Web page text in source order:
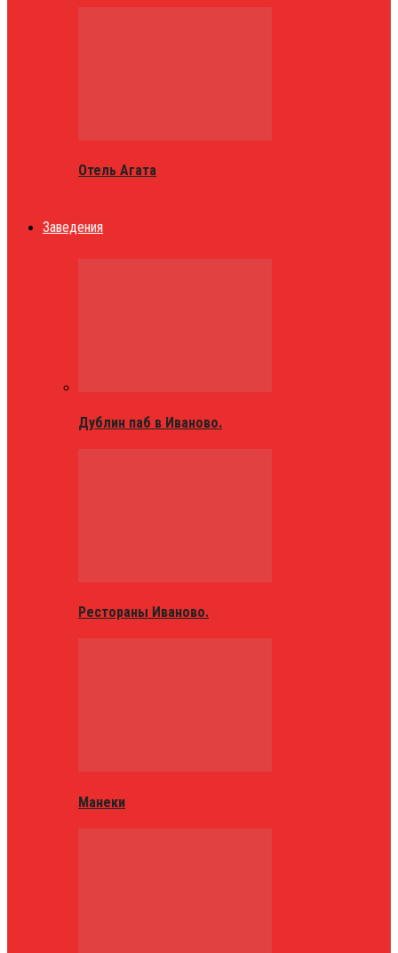
Отель Агата
Заведения
Дублин паб в Иваново.
Рестораны Иваново.
Манеки